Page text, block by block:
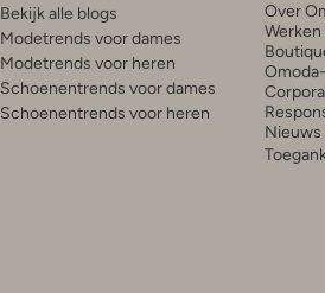
Bekijk alle blogs
Modetrends voor dames
Modetrends voor heren
Schoenentrends voor dames
Schoenentrends voor heren
Over
Nieuws